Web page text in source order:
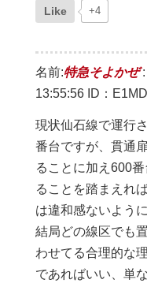
Like +4
名前:特急そよかぜ:
13:55:56 ID：
現状仙石線で運行
番台ですが、貫通
ることに加え600
ることを踏まえれ
は違和感ないよう
結局どの線区でも
わせてる合理的な
であればいい、単